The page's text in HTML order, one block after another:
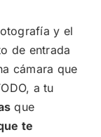
y el
de entrada
cámara que
a tu
que
te